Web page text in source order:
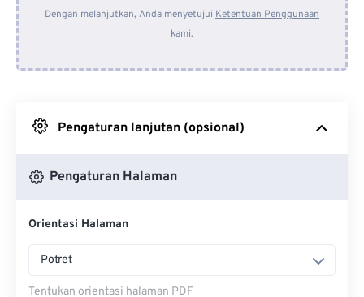
Dari Dropbox
Dengan melanjutkan, Anda menyetujui Ketentuan Penggunaan
kami.
Pengaturan lanjutan (opsional)
Pengaturan Halaman
Orientasi Halaman
Potret
Tentukan orientasi halaman PDF